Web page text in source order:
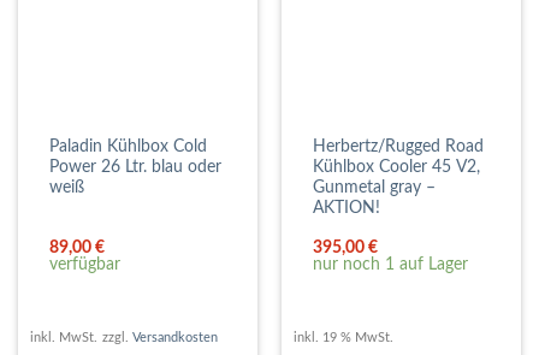
Paladin Kühlbox Cold
Power 26 Ltr. blau oder
weiß
89,00€
verfügbar
inkl. MwSt. zzgl. Versandkosten
Herbertz/Rugged Road
Kühlbox Cooler 45 V2,
Gunmetal gray –
AKTION!
395,00€
nur noch 1 auf Lager
inkl. 19 % MwSt.